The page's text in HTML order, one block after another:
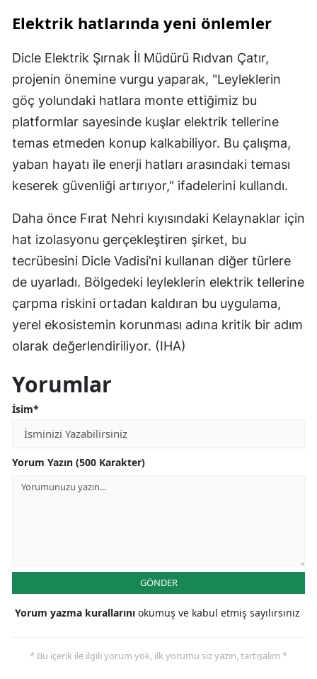
Elektrik hatlarında yeni önlemler
Dicle Elektrik Şırnak İl Müdürü Rıdvan Çatır,
projenin önemine vurgu yaparak, "Leyleklerin
göç yolundaki hatlara monte ettiğimiz bu
platformlar sayesinde kuşlar elektrik tellerine
temas etmeden konup kalkabiliyor. Bu çalışma,
yaban hayatı ile enerji hatları arasındaki teması
keserek güvenliği artırıyor," ifadelerini kullandı.
Daha önce Fırat Nehri kıyısındaki Kelaynaklar için
hat izolasyonu gerçekleştiren şirket, bu
tecrübesini Dicle Vadisi’ni kullanan diğer türlere
de uyarladı. Bölgedeki leyleklerin elektrik tellerine
çarpma riskini ortadan kaldıran bu uygulama,
yerel ekosistemin korunması adına kritik bir adım
olarak değerlendiriliyor. (IHA)
Yorumlar
İsim*
Yorum Yazın (500 Karakter)
GÖNDER
Yorum yazma kurallarını okumuş ve kabul etmiş sayılırsınız
* Bu içerik ile ilgili yorum yok, ilk yorumu siz yazın, tartışalım *